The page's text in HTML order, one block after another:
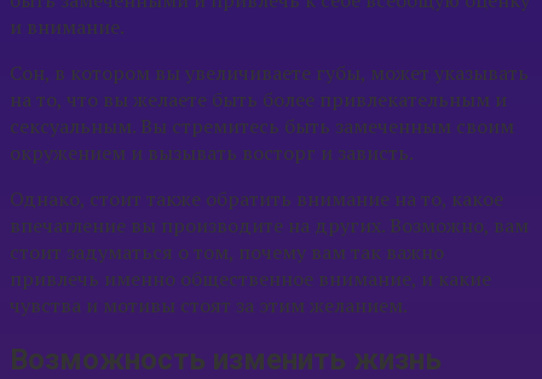
и внимание.
Сон, в котором вы увеличиваете губы, может указывать
на то, что вы желаете быть более привлекательным и
сексуальным. Вы стремитесь быть замеченным своим
окружением и вызывать восторг и зависть.
Однако, стоит также обратить внимание на то, какое
впечатление вы производите на других. Возможно, вам
стоит задуматься о том, почему вам так важно
привлечь именно общественное внимание, и какие
чувства и мотивы стоят за этим желанием.
Возможность изменить жизнь